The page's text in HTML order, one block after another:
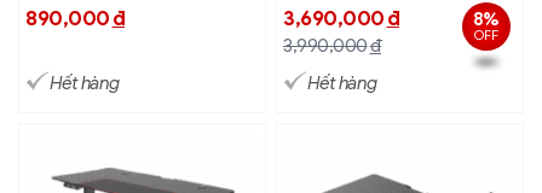
890,000đ
Hết hàng
3,690,000đ
3,990,000đ
8%
OFF
Hết hàng